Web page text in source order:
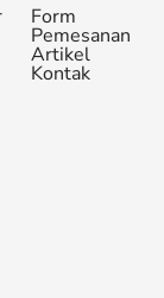
Form
Pemesanan
Artikel
Kontak